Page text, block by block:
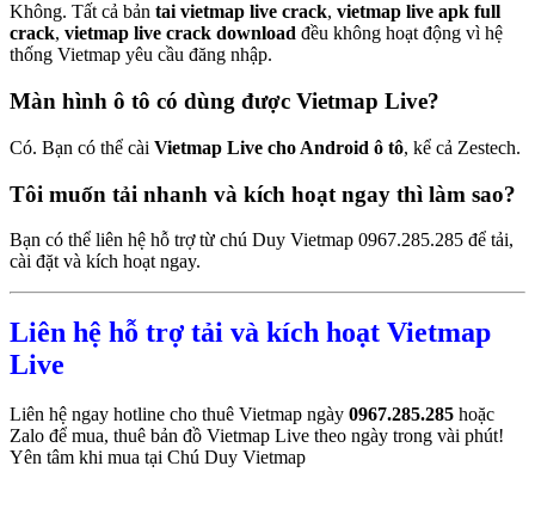
Không. Tất cả bản tai vietmap live crack, vietmap live apk full
crack, vietmap live crack download đều không hoạt động vì hệ
thống Vietmap yêu cầu đăng nhập.
Màn hình ô tô có dùng được Vietmap Live?
Có. Bạn có thể cài Vietmap Live cho Android ô tô, kể cả Zestech.
Tôi muốn tải nhanh và kích hoạt ngay thì làm sao?
Bạn có thể liên hệ hỗ trợ từ chú Duy Vietmap 0967.285.285 để tải,
cài đặt và kích hoạt ngay.
Liên hệ hỗ trợ tải và kích hoạt Vietmap
Live
Liên hệ ngay hotline cho thuê Vietmap ngày 0967.285.285 hoặc
Zalo để mua, thuê bản đồ Vietmap Live theo ngày trong vài phút!
Yên tâm khi mua tại Chú Duy Vietmap